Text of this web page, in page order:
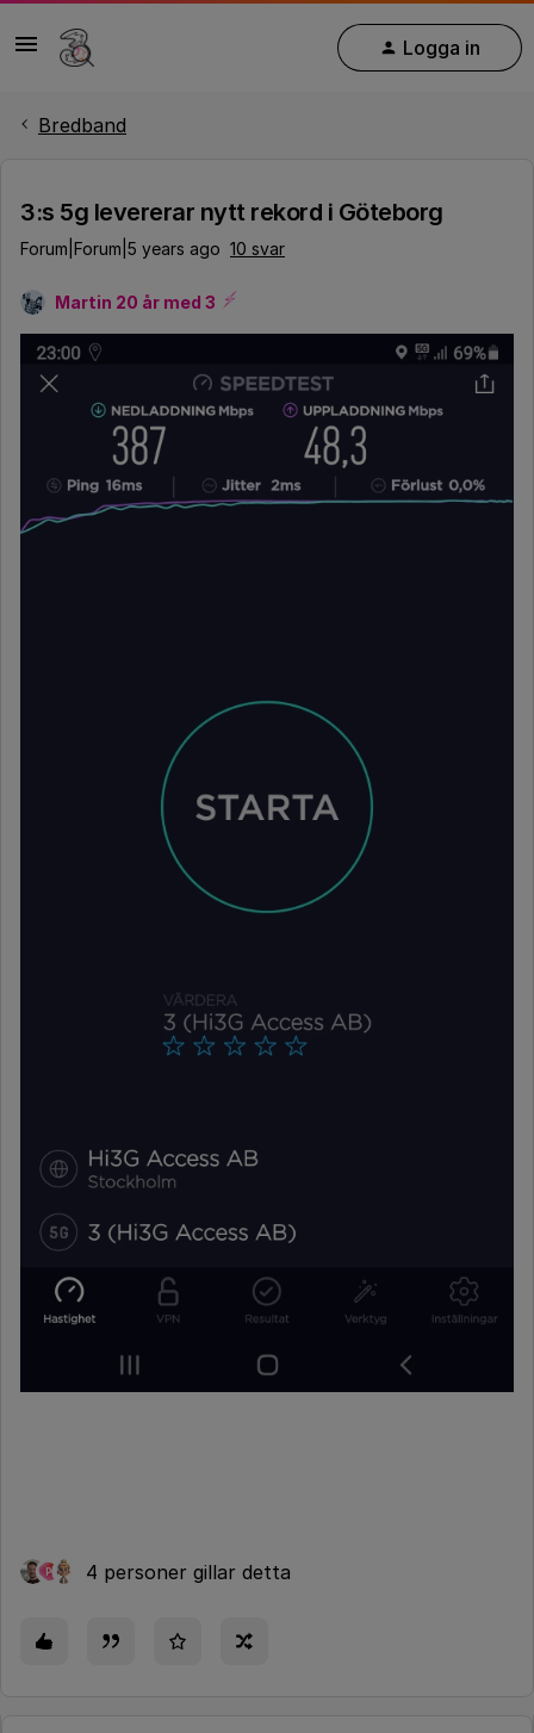
Logga in
Bredband
3:s 5g levererar nytt rekord i Göteborg
Forum|Forum|5 years ago 10 svar
Martin 20 år med 3
P 4 personer gillar detta